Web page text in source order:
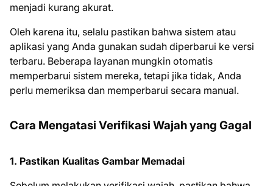
menjadi kurang akurat.
Oleh karena itu, selalu pastikan bahwa sistem atau
aplikasi yang Anda gunakan sudah diperbarui ke versi
terbaru. Beberapa layanan mungkin otomatis
memperbarui sistem mereka, tetapi jika tidak, Anda
perlu memeriksa dan memperbarui secara manual.
Cara Mengatasi Verifikasi Wajah yang Gagal
1. Pastikan Kualitas Gambar Memadai